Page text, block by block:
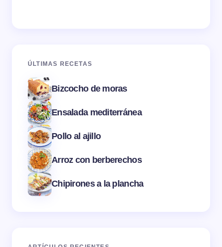
ÚLTIMAS RECETAS
Bizcocho de moras
Ensalada mediterránea
Pollo al ajillo
Arroz con berberechos
Chipirones a la plancha